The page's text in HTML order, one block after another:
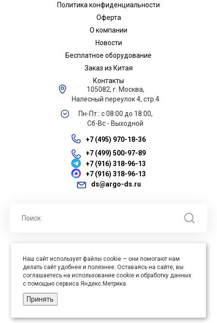
Политика конфиденциальности
Оферта
О компании
Новости
Бесплатное оборудование
Заказ из Китая
Контакты
105082, г. Москва,
Налесный переулок 4, стр.4
Пн-Пт.: с 08:00 до 18:00,
Сб-Вс - Выходной
+7 (495) 970-18-36
+7 (499) 500-97-89
+7 (916) 318-96-13
+7 (916) 318-96-13
ds@argo-ds.ru
права защищены
Юр. адрес : 105005, г. Москва, ул. Бауманская, д.20, стр. 3
Наш сайт использует файлы cookie — они помогают нам
делать сайт удобнее и полезнее. Оставаясь на сайте, вы
соглашаетесь на использование cookie и обработку данных
с помощью сервиса Яндекс.Метрика.
Принять